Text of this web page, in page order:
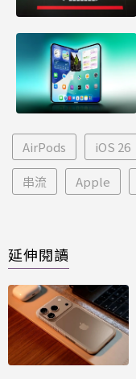
AirPods iOS 26
串流 Apple
延伸閱讀